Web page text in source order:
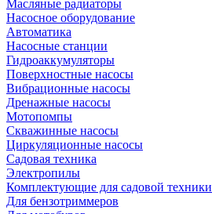
Масляные радиаторы
Насосное оборудование
Автоматика
Насосные станции
Гидроаккумуляторы
Поверхностные насосы
Вибрационные насосы
Дренажные насосы
Мотопомпы
Скважинные насосы
Циркуляционные насосы
Садовая техника
Электропилы
Комплектующие для садовой техники
Для бензотриммеров